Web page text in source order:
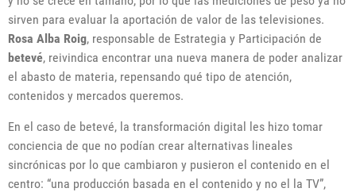
sirven para evaluar la aportación de valor de las televisiones.
Rosa Alba Roig, responsable de Estrategia y Participación de
betevé, reivindica encontrar una nueva manera de poder analizar
el abasto de materia, repensando qué tipo de atención,
contenidos y mercados queremos.
En el caso de betevé, la transformación digital les hizo tomar
conciencia de que no podían crear alternativas lineales
sincrónicas por lo que cambiaron y pusieron el contenido en el
centro: “una producción basada en el contenido y no el la TV”,